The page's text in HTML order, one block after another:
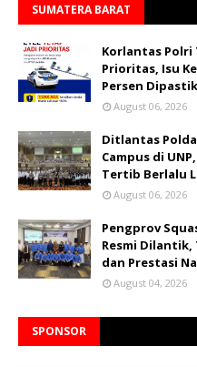
SUMATERA BARAT
Korlantas Polri
Prioritas, Isu
Persen
August 06, 2026
Ditlantas
Campus di
Tertib Berlalu
August 06, 2026
Pengprov
Resmi
dan Prestasi
August 04, 2026
SPONSOR